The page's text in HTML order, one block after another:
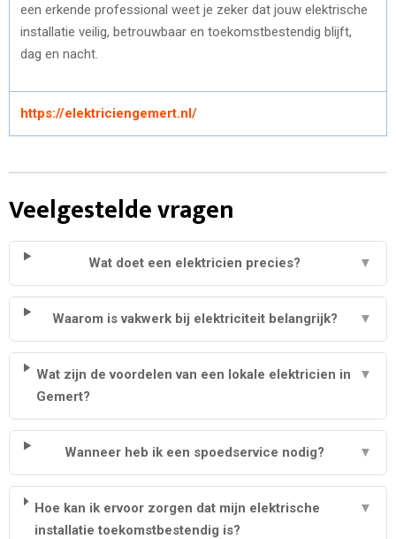
een erkende professional weet je zeker dat jouw elektrische
installatie veilig, betrouwbaar en toekomstbestendig blijft,
dag en nacht.
https://elektriciengemert.nl/
Veelgestelde vragen
Wat doet een elektricien precies? ▼
Waarom is vakwerk bij elektriciteit belangrijk? ▼
Wat zijn de voordelen van een lokale elektricien in
Gemert?
▼
Wanneer heb ik een spoedservice nodig? ▼
Hoe kan ik ervoor zorgen dat mijn elektrische
installatie toekomstbestendig is?
▼